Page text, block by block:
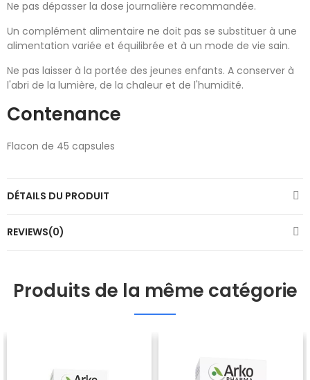
Ne pas dépasser la dose journalière recommandée.
Un complément alimentaire ne doit pas se substituer à une
alimentation variée et équilibrée et à un mode de vie sain.
Ne pas laisser à la portée des jeunes enfants. A conserver à
l'abri de la lumière, de la chaleur et de l'humidité.
Contenance
Flacon de 45 capsules
DÉTAILS DU PRODUIT
REVIEWS(0)
Produits de la même catégorie